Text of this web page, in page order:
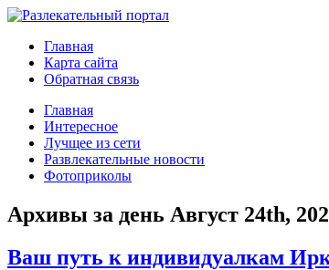
Главная
Карта сайта
Обратная связь
Главная
Интересное
Лучщее из сети
Развлекательные новости
Фотоприколы
Архивы за день Август 24th,
Ваш путь к индивидуалкам